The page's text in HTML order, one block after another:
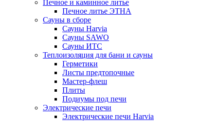
Печное и каминное литье
Печное литье ЭТНА
Сауны в сборе
Cауны Harvia
Сауны SAWO
Сауны ИТС
Теплоизоляция для бани и сауны
Герметики
Листы предтопочные
Мастер-флеш
Плиты
Подиумы под печи
Электрические печи
Электрические печи Harvia